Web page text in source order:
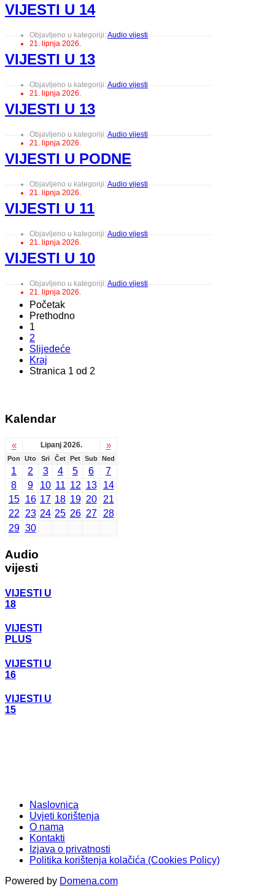
VIJESTI U 14
Objavljeno u kategoriji:Audio vijesti
21. lipnja 2026.
VIJESTI U 13
Objavljeno u kategoriji:Audio vijesti
21. lipnja 2026.
VIJESTI U 13
Objavljeno u kategoriji:Audio vijesti
21. lipnja 2026.
VIJESTI U PODNE
Objavljeno u kategoriji:Audio vijesti
21. lipnja 2026.
VIJESTI U 11
Objavljeno u kategoriji:Audio vijesti
21. lipnja 2026.
VIJESTI U 10
Objavljeno u kategoriji:Audio vijesti
21. lipnja 2026.
Početak
Prethodno
1
2
Slijedeće
Kraj
Stranica 1 od 2
Kalendar
« Lipanj 2026. »
Pon Uto Sri Čet Pet Sub Ned
1 2 3 4 5 6
7
8
9 10 11 12 13
14
15
16 17 18 19 20
21
22
23 24 25 26 27
28
29 30
Audio
vijesti
VIJESTI U
18
VIJESTI
PLUS
VIJESTI U
16
VIJESTI U
15
Naslovnica
Uvjeti korištenja
O nama
Kontakti
Izjava o privatnosti
Politika korištenja kolačića (Cookies Policy)
Powered by Domena.com